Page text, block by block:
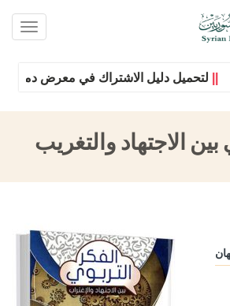
لتحميل دليل الاشتراك في معرض دمشق
بين الاجتهاد والتغريب